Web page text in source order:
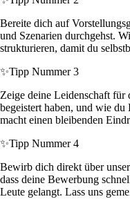
Bereite dich auf
und Szenarien durchgehst.
strukturieren, damit du
✨Tipp Nummer 3
Zeige deine Leidenschaft
begeistert haben, und wie du
macht einen bleibenden
✨Tipp Nummer 4
Bewirb dich direkt über
dass deine Bewerbung
Leute gelangt. Lass uns